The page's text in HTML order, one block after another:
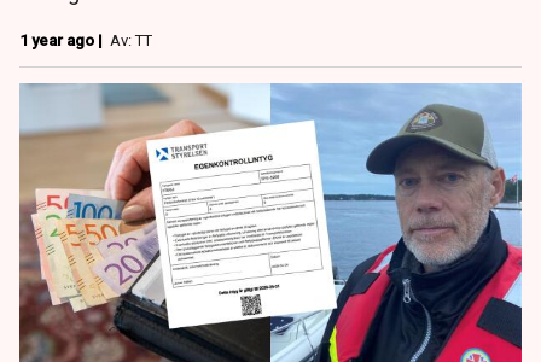
1 year ago | Av: TT